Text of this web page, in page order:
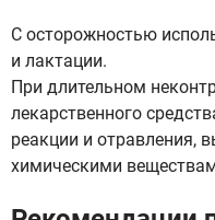
С осторожностью
и лактации.
При длительном
лекарственного
реакции и отравления,
химическими